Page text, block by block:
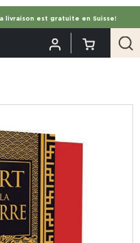
livraison est gratuite en Suisse!